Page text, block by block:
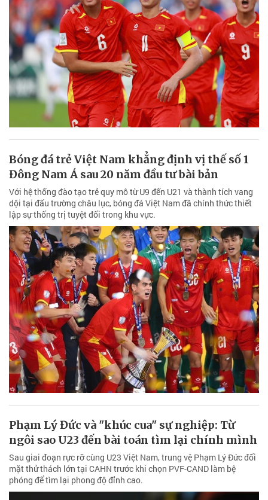
Bóng đá trẻ Việt Nam khẳng định vị thế số 1
Đông Nam Á sau 20 năm đầu tư bài bản
Với hệ thống đào tạo trẻ quy mô từ U9 đến U21 và thành tích vang
dội tại đấu trường châu lục, bóng đá Việt Nam đã chính thức thiết
lập sự thống trị tuyệt đối trong khu vực.
Phạm Lý Đức và "khúc cua" sự nghiệp: Từ
ngôi sao U23 đến bài toán tìm lại chính mình
Sau giai đoạn rực rỡ cùng U23 Việt Nam, trung vệ Phạm Lý Đức đối
mặt thử thách lớn tại CAHN trước khi chọn PVF-CAND làm bệ
phóng để tìm lại phong độ đỉnh cao.